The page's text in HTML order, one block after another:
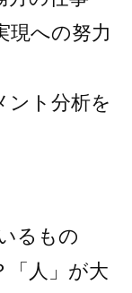
現への努力
ント分析を
るもの
人」が大